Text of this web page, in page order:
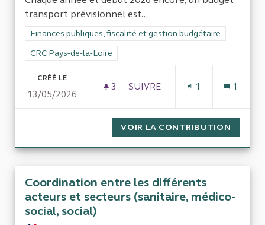
transport prévisionnel est...
Filtrer les résultats de la catégorie : Finances publiques,
Finances publiques, fiscalité et gestion budgétaire
Filtrer les résultats pour le secteur : CRC Pays-de-la-Loire
CRC Pays-de-la-Loire
CRÉÉ LE
13/05/2026
3 3 ABONNÉS
SUIVRE
1 1
VOIR LA CONTRIBUTION
Coordination entre les différents
acteurs et secteurs (sanitaire, médico-
social, social)